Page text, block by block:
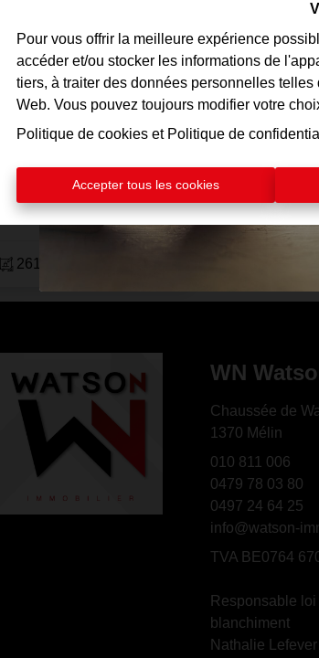
Pour vous offrir la meilleure expérience
accéder et/ou stocker les informations de
tiers, à traiter des données personnelles
Web. Vous pouvez toujours modifier votre
Politique de cookies et Politique de
Accepter tous les cookies
- PEB B
261 m²
WN
Chaussée de
1370 Mélin
010 811 006
0479 78 03 80
0497 24 64 25
info@watson-
TVA BE0764
Responsable loi
blanchiment
Nathalie Lefever